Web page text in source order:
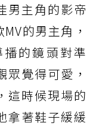
男主角的影帝
的男主角，
的鏡頭對準
覺得可愛，
這時候現場的
拿著鞋子緩緩